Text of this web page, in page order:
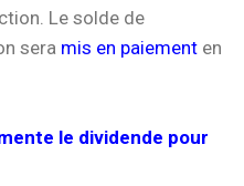
Le solde de
sera mis en paiement en
le dividende pour